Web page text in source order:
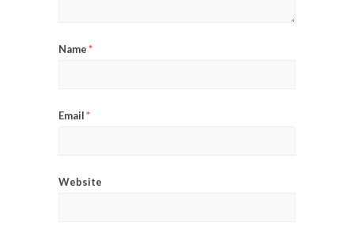
Name*
Email*
Website